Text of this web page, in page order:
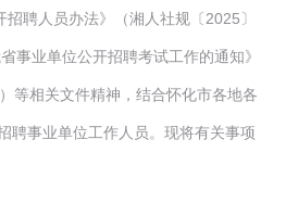
聘人员办法》（湘人社规〔2025〕
事业单位公开招聘考试工作的通知》
等相关文件精神，结合怀化市各地各
聘事业单位工作人员。现将有关事项